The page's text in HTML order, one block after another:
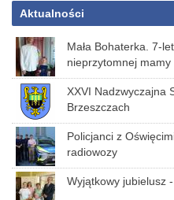
Aktualności
Mała Bohaterka. 7-
nieprzytomnej mamy
XXVI Nadzwyczajna
Brzeszczach
Policjanci z
radiowozy
Wyjątkowy jubielusz